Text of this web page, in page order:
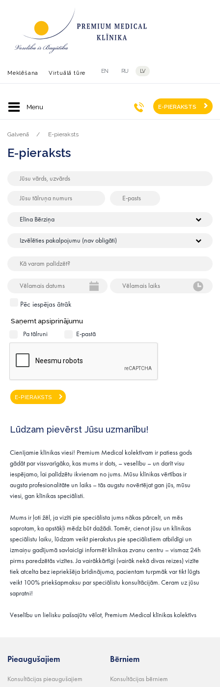
Meklēšana Virtuālā tūre EN RU LV
E-PIERAKSTS
Galvenā E-pieraksts
E-pieraksts
Pēc iespējas ātrāk
Saņemt apsiprinājumu
Pa tālruni E-pastā
E-PIERAKSTS
Lūdzam pievērst Jūsu uzmanību!
Cienījamie klīnikas viesi! Premium Medical kolektīvam ir patiess gods
gādāt par vissvarīgāko, kas mums ir dots, – veselību – un darīt visu
iespējamo, lai palīdzētu ikvienam no jums. Mūsu klīnikas vērtības ir
augsta profesionalitāte un laiks – tās augstu novērtējat gan jūs, mūsu
viesi, gan klīnikas speciālisti.
Mums ir ļoti žēl, ja vizīti pie speciālista jums nākas pārcelt, un mēs
saprotam, ka apstākļi mēdz būt dažādi. Tomēr, cienot jūsu un klīnikas
speciālistu laiku, lūdzam veikt pierakstus pie speciālistiem atbildīgi un
izmaiņu gadījumā savlaicīgi informēt klīnikas zvanu centru – vismaz 24h
pirms paredzētās vizītes. Ja vairākkārtīgi (vairāk nekā divas reizes) vizīte
tiek atcelta bez iepriekšēja brīdinājuma, pacientam turpmāk var tikt lūgts
veikt 100% priekšapmaksu par speciālistu konsultācijām. Ceram uz jūsu
sapratni!
Veselību un lielisku pašsajūtu vēlot, Premium Medical klīnikas kolektīvs
Pieaugušajiem
Konsultācijas pieaugušajiem
Bērniem
Konsultācijas bērniem